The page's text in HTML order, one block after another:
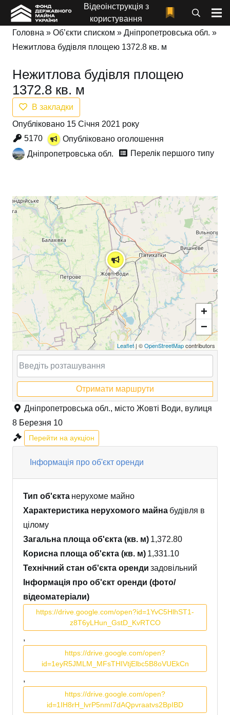
Відеоінструкція з
користування
Головна » Об’єкти списком » Дніпропетровська обл. »
Нежитлова будівля площею 1372.8 кв. м
Нежитлова будівля площею
1372.8 кв. м
В закладки
Опубліковано 15 Січня 2021 року
5170
Опубліковано оголошення
Дніпропетровська обл.
Перелік першого типу
+
−
Leaflet| ©OpenStreetMapcontributors
Отримати маршрути
Дніпропетровська обл., місто Жовті Води, вулиця
8 Березня 10
Перейти на аукціон
Інформація про об'єкт оренди
Тип об'єкта нерухоме майно
Характеристика нерухомого майна будівля в
цілому
Загальна площа об'єкта (кв. м) 1,372.80
Корисна площа об'єкта (кв. м) 1,331.10
Технічний стан об'єкта оренди задовільний
Інформація про об'єкт оренди (фото/
відеоматеріали)
https://drive.google.com/open?id=1YvC5HlhST1-
z8T6yLHun_GstD_KvRTCO
,
https://drive.google.com/open?
id=1eyR5JMLM_MFsTHIVtjElbc5B8oVUEkCn
,
https://drive.google.com/open?
id=1IH8rH_lvrP5nmI7dAQpvraatvs2BpIBD